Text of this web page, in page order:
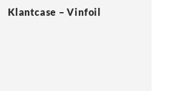
Klantcase – Vinfoil